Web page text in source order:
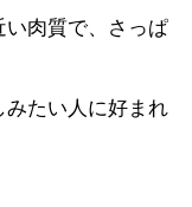
肉質で、さっぱ
みたい人に好まれ